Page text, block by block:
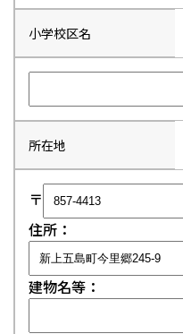
小学校区名
所在地
〒
住所：
建物名等：